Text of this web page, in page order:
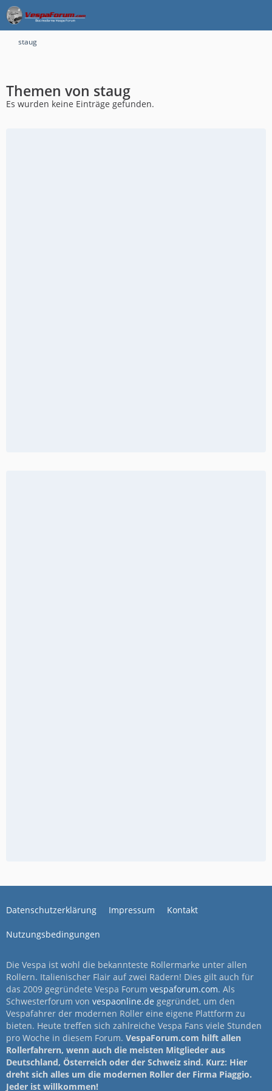
staug
Themen von staug
Es wurden keine Einträge gefunden.
Datenschutzerklärung Impressum Kontakt
Nutzungsbedingungen
Die Vespa ist wohl die bekannteste Rollermarke unter allen
Rollern. Italienischer Flair auf zwei Rädern! Dies gilt auch für
das 2009 gegründete Vespa Forum vespaforum.com. Als
Schwesterforum von vespaonline.de gegründet, um den
Vespafahrer der modernen Roller eine eigene Plattform zu
bieten. Heute treffen sich zahlreiche Vespa Fans viele Stunden
pro Woche in diesem Forum. VespaForum.com hilft allen
Rollerfahrern, wenn auch die meisten Mitglieder aus
Deutschland, Österreich oder der Schweiz sind. Kurz: Hier
dreht sich alles um die modernen Roller der Firma Piaggio.
Jeder ist willkommen!